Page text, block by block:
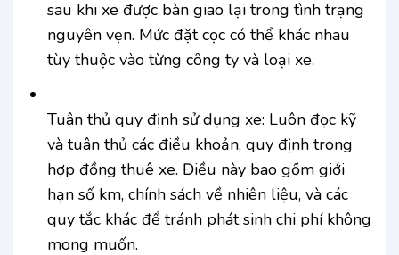
sau khi xe được bàn giao lại trong tình trạng
nguyên vẹn. Mức đặt cọc có thể khác nhau
tùy thuộc vào từng công ty và loại xe.
Tuân thủ quy định sử dụng xe: Luôn đọc kỹ
và tuân thủ các điều khoản, quy định trong
hợp đồng thuê xe. Điều này bao gồm giới
hạn số km, chính sách về nhiên liệu, và các
quy tắc khác để tránh phát sinh chi phí không
mong muốn.